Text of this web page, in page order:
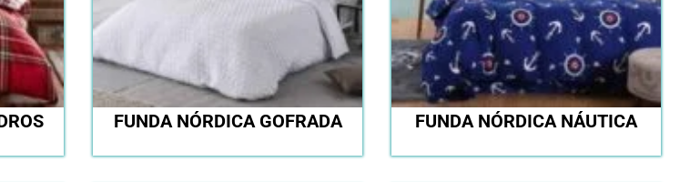
FUNDA NÓRDICA GOFRADA FUNDA NÓRDICA NÁUTICA